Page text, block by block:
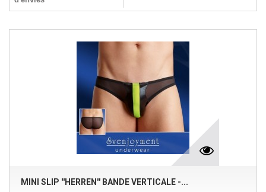
MINI SLIP ''HERREN'' BANDE VERTICALE -...